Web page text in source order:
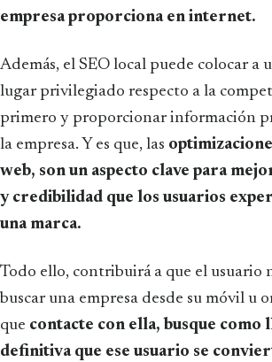
empresa proporciona en internet.
Además, el SEO local puede colocar a
lugar privilegiado respecto a la
primero y proporcionar información
la empresa. Y es que, las
web, son un aspecto clave para
y credibilidad que los usuarios
una marca.
Todo ello, contribuirá a que el usuario
buscar una empresa desde su móvil u
que contacte con ella, busque como
definitiva que ese usuario se